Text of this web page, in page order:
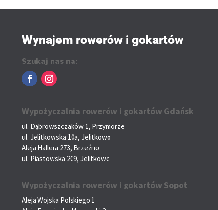
Wynajem rowerów i gokartów
Szukaj nas na:
Wypożyczalnia rowerów i gokartów Gdańsk
ul. Dąbrowszczaków 1, Przymorze
ul. Jelitkowska 10a, Jelitkowo
Aleja Hallera 273, Brzeźno
ul. Piastowska 209, Jelitkowo
Wypożyczalnia rowerów i gokartów Sopot
Aleja Wojska Polskiego 1